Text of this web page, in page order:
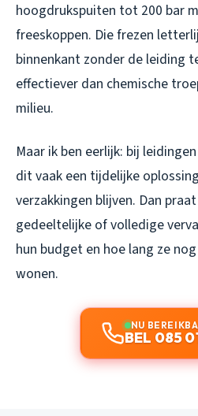
hoogdrukspuiten tot 200 bar
freeskoppen. Die frezen
binnenkant zonder de leiding
effectiever dan chemische
milieu.
Maar ik ben eerlijk: bij
dit vaak een tijdelijke
verzakkingen blijven. Dan
gedeeltelijke of volledige
hun budget en hoe lang ze
wonen.
NU
BEL 085